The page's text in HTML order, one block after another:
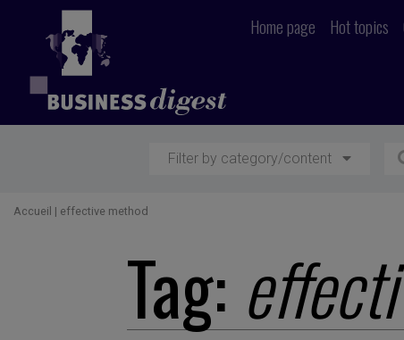
Home page Hot topics
Filter by category/content
Accueil | effective method
Tag: